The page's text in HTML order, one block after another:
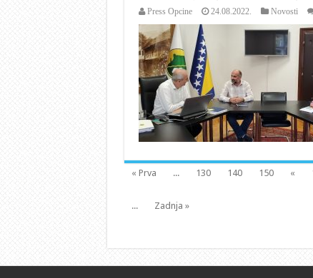
Press Opcine 24.08.2022. Novosti
« Prva ... 130 140 150 «
...
Zadnja »